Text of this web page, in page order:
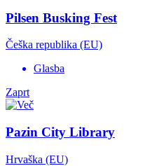
Pilsen Busking Fest
Češka republika (EU)
Glasba
Zaprt
Pazin City Library
Hrvaška (EU)